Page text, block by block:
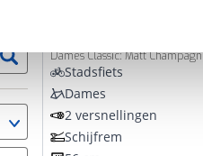
kunt uw toestemming
technieken zorgen
ervoor dat de website
Dames Classic: Matt
Stadsfiets
Dames
2 versnellingen
Schijfrem